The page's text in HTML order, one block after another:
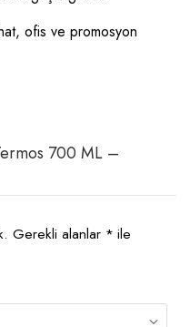
ofis ve promosyon
700 ML –
Gerekli alanlar * ile